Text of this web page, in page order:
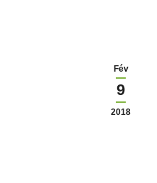
Fév
9
2018